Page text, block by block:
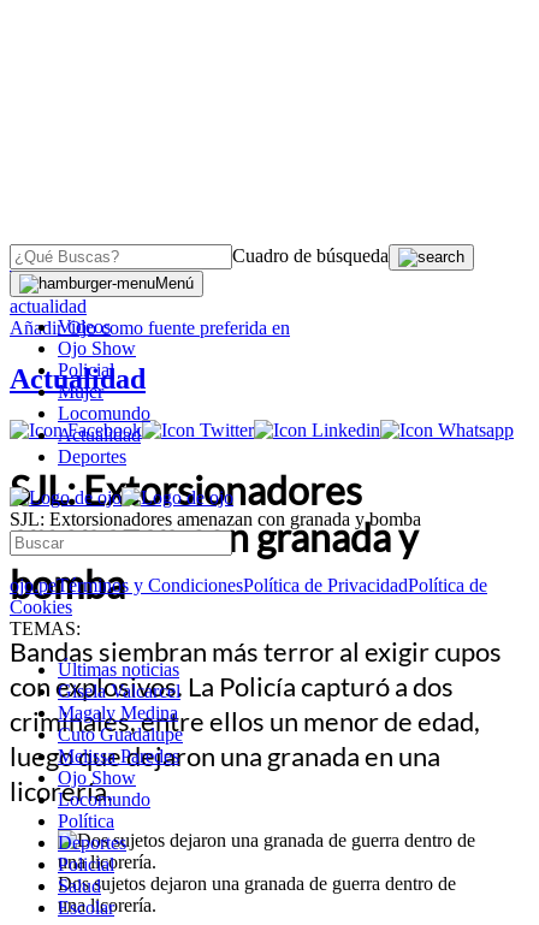
Cuadro de búsqueda
Menú
Videos
Ojo Show
Policial
Mujer
Locomundo
Actualidad
Deportes
SJL: Extorsionadores amenazan con granada y bomba
ojo.peTérminos y CondicionesPolítica de PrivacidadPolítica de
Cookies
TEMAS:
Últimas noticias
Gisela Valcarcel
Magaly Medina
Cuto Guadalupe
Melissa Paredes
Ojo Show
Locomundo
Política
Deportes
Policial
Salud
Escolar
OJO
actualidad
AñadirOjocomo fuente preferida en
Actualidad
SJL: Extorsionadores
amenazan con granada y
bomba
Bandas siembran más terror al exigir cupos
con explosivos. La Policía capturó a dos
criminales, entre ellos un menor de edad,
luego que dejaron una granada en una
licorería.
Dos sujetos dejaron una granada de guerra dentro de
una licorería.